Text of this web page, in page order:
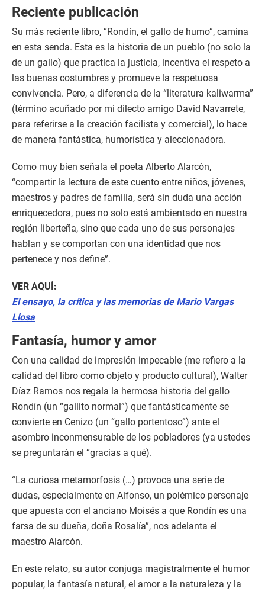
Reciente publicación
Su más reciente libro, “Rondín, el gallo de humo”, camina
en esta senda. Esta es la historia de un pueblo (no solo la
de un gallo) que practica la justicia, incentiva el respeto a
las buenas costumbres y promueve la respetuosa
convivencia. Pero, a diferencia de la “literatura kaliwarma”
(término acuñado por mi dilecto amigo David Navarrete,
para referirse a la creación facilista y comercial), lo hace
de manera fantástica, humorística y aleccionadora.
Como muy bien señala el poeta Alberto Alarcón,
“compartir la lectura de este cuento entre niños, jóvenes,
maestros y padres de familia, será sin duda una acción
enriquecedora, pues no solo está ambientado en nuestra
región liberteña, sino que cada uno de sus personajes
hablan y se comportan con una identidad que nos
pertenece y nos define”.
VER AQUÍ:
El ensayo, la crítica y las memorias de Mario Vargas
Llosa
Fantasía, humor y amor
Con una calidad de impresión impecable (me refiero a la
calidad del libro como objeto y producto cultural), Walter
Díaz Ramos nos regala la hermosa historia del gallo
Rondín (un “gallito normal”) que fantásticamente se
convierte en Cenizo (un “gallo portentoso”) ante el
asombro inconmensurable de los pobladores (ya ustedes
se preguntarán el “gracias a qué).
“La curiosa metamorfosis (…) provoca una serie de
dudas, especialmente en Alfonso, un polémico personaje
que apuesta con el anciano Moisés a que Rondín es una
farsa de su dueña, doña Rosalía”, nos adelanta el
maestro Alarcón.
En este relato, su autor conjuga magistralmente el humor
popular, la fantasía natural, el amor a la naturaleza y la